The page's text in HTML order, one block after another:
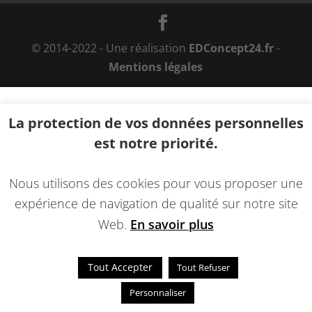
© 2014-2022 - Une réalisation EDConcept24.fr-
Mentions légales
La protection de vos données personnelles
est notre priorité.
Nous utilisons des cookies pour vous proposer une
expérience de navigation de qualité sur notre site
Web. En savoir plus
Tout Accepter
Tout Refuser
Personnaliser